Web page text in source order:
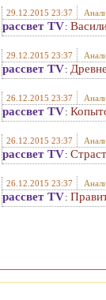
29.12.2015 23:37
рассвет TV:
29.12.2015 23:37
рассвет TV:
26.12.2015 23:37
рассвет TV:
26.12.2015 23:37
рассвет TV:
26.12.2015 23:37
рассвет TV: